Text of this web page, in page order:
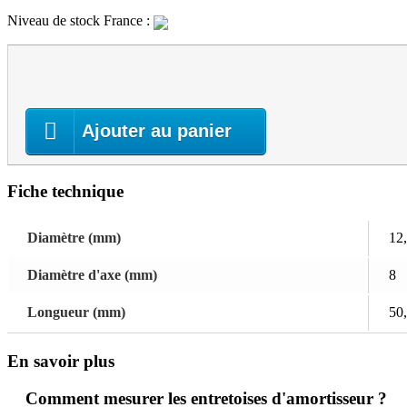
Niveau de stock France :
Ajouter au panier
Fiche technique
Diamètre (mm)
Diamètre d'axe (mm) 8
Longueur (mm)
En savoir plus
Comment mesurer les entretoises d'amortisseur ?